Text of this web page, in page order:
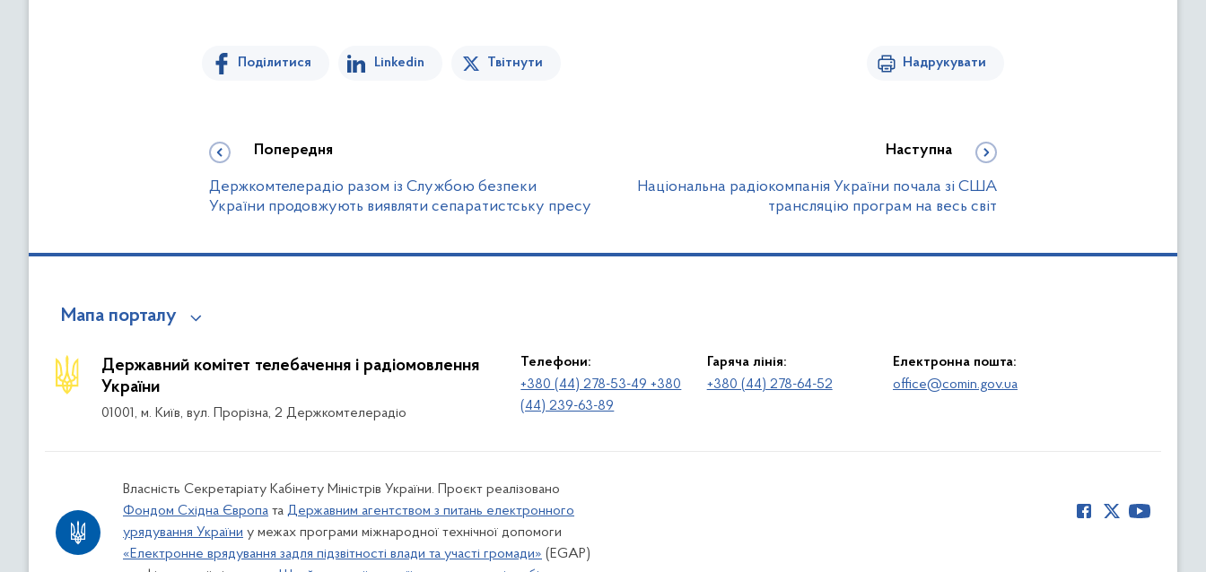
Поділитися Linkedin Твітнути Надрукувати
Попередня
Держкомтелерадіо разом із Службою безпеки
України продовжують виявляти сепаратистську пресу
Наступна
Національна радіокомпанія України почала зі США
трансляцію програм на весь світ
Мапа порталу
Державний комітет телебачення і радіомовлення
України
01001, м. Київ, вул. Прорізна, 2 Держкомтелерадіо
Телефони:
+380 (44) 278-53-49 +380
(44) 239-63-89
Гаряча лінія:
+380 (44) 278-64-52
Електронна пошта:
office@comin.gov.ua
Власність Секретаріату Кабінету Міністрів України. Проєкт реалізовано
Фондом Східна Європа та Державним агентством з питань електронного
урядування України у межах програми міжнародної технічної допомоги
«Електронне врядування задля підзвітності влади та участі громади» (EGAP)